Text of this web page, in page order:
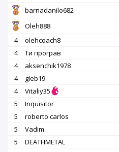
barnadanilo682
Oleh888
4
olehcoach8
4
Ти програв
4
aksenchik1978
4
gleb19
4
Vitaliy35
5
Inquisitor
5
roberto carlos
5
Vadim
5
DEATHMETAL